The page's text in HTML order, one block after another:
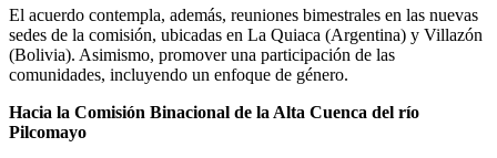
El acuerdo contempla, además, reuniones bimestrales en las nuevas
sedes de la comisión, ubicadas en La Quiaca (Argentina) y Villazón
(Bolivia). Asimismo, promover una participación de las
comunidades, incluyendo un enfoque de género.
Hacia la Comisión Binacional de la Alta Cuenca del río
Pilcomayo